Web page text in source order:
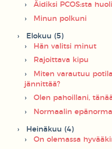
Äidiksi PCOS:sta
Minun polkuni
Elokuu (5)
Hän valitsi minut
Rajoittava kipu
Miten varautuu
jännittää?
Olen pahoillani,
Normaalin
Heinäkuu (4)
On olemassa